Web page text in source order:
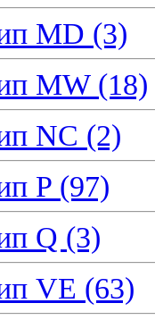
MD (3)
MW (18)
NC (2)
P (97)
Q (3)
VE (63)